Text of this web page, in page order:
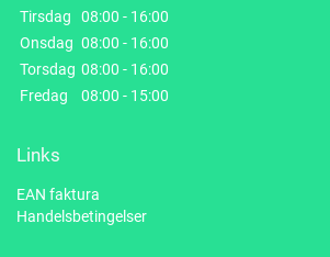
Tirsdag
08:00 - 16:00
Onsdag 08:00 - 16:00
Torsdag 08:00 - 16:00
Fredag
08:00 - 15:00
Links
EAN faktura
Handelsbetingelser